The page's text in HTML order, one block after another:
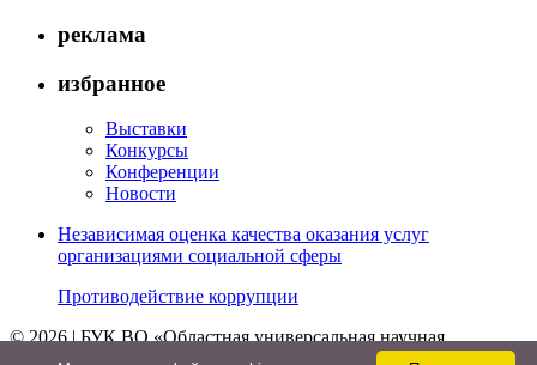
реклама
избранное
Выставки
Конкурсы
Конференции
Новости
Независимая оценка качества оказания услуг
организациями социальной сферы
Противодействие коррупции
© 2026 | БУК ВО «Областная универсальная научная
библиотека»